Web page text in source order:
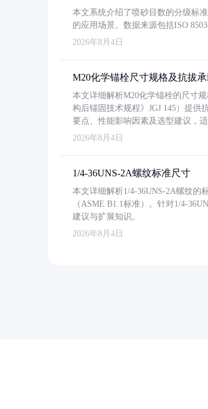
本文系统介绍了喷砂目数的分级标
的应用场景。数据来源包括ISO
2026年8月4日
M20化学锚栓尺寸规格及抗拔
本文详细解析M20化学锚栓的尺寸
构后锚固技术规程》JGJ 145）提供
要点、性能影响因素及选型建议，
2026年8月4日
1/4-36UNS-2A螺纹标准尺寸
本文详细解析1/4-36UNS-2A螺纹的
（ASME B1.1标准）。针对1/4-
建议与扩展知识。
2026年8月4日